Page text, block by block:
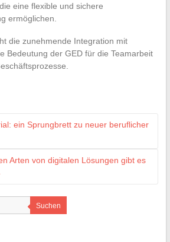
eine flexible und sichere
ermöglichen.
die zunehmende Integration mit
Bedeutung der GED für die Teamarbeit
ein Sprungbrett zu neuer beruflicher
Arten von digitalen Lösungen gibt es
Suchen